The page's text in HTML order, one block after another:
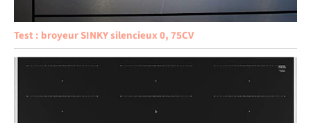
Test : broyeur SINKY silencieux 0, 75CV